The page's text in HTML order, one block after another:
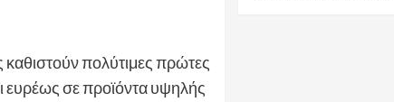
καθιστούν πολύτιμες πρώτες
ευρέως σε προϊόντα υψηλής